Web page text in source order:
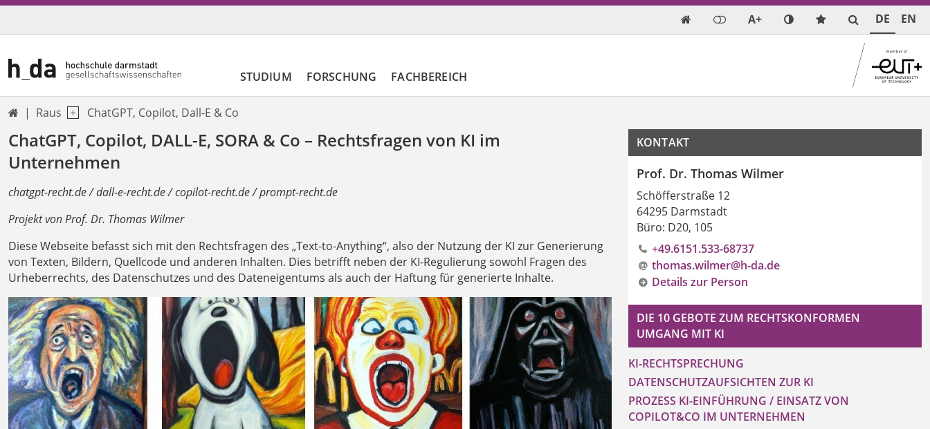
 A+ DE EN
STUDIUM FORSCHUNG FACHBEREICH
 Raus ChatGPT, Copilot, Dall-E & Co
ChatGPT, Copilot, DALL-E, SORA & Co – Rechtsfragen von KI im
Unternehmen
chatgpt-recht.de / dall-e-recht.de / copilot-recht.de / prompt-recht.de
Projekt von Prof. Dr. Thomas Wilmer
Diese Webseite befasst sich mit den Rechtsfragen des „Text-to-Anything“, also der Nutzung der KI zur Generierung
von Texten, Bildern, Quellcode und anderen Inhalten. Dies betrifft neben der KI-Regulierung sowohl Fragen des
Urheberrechts, des Datenschutzes und des Dateneigentums als auch der Haftung für generierte Inhalte.
KONTAKT
Prof. Dr. Thomas Wilmer
Schöfferstraße 12
64295 Darmstadt
Büro: D20, 105
+49.6151.533-68737
thomas.wilmer@h-da.de
Details zur Person
DIE 10 GEBOTE ZUM RECHTSKONFORMEN
UMGANG MIT KI
KI-RECHTSPRECHUNG
DATENSCHUTZAUFSICHTEN ZUR KI
PROZESS KI-EINFÜHRUNG / EINSATZ VON
COPILOT&CO IM UNTERNEHMEN